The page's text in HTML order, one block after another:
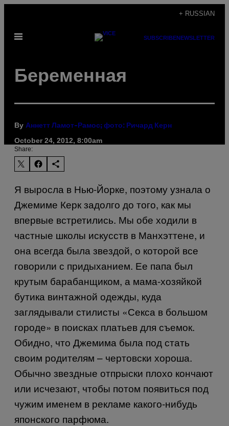
content
+ RUSSIAN
Open
SUBSCRIBENEWSLETTER
Беременная
By Аннетт Ламот-Рамос; фото: Ричард Керн
October 24, 2012, 8:00am
Share:
Я выросла в Нью-Йорке, поэтому узнала о
Джемиме Керк задолго до того, как мы
впервые встретились. Мы обе ходили в
частные школы искусств в Манхэттене, и
она всегда была звездой, о которой все
говорили с придыханием. Ее папа был
крутым барабанщиком, а мама-хозяйкой
бутика винтажной одежды, куда
заглядывали стилисты «Секса в большом
городе» в поисках платьев для съемок.
Обидно, что Джемима была под стать
своим родителям – чертовски хороша.
Обычно звездные отпрыски плохо кончают
или исчезают, чтобы потом появиться под
чужим именем в рекламе какого-нибудь
японского парфюма.